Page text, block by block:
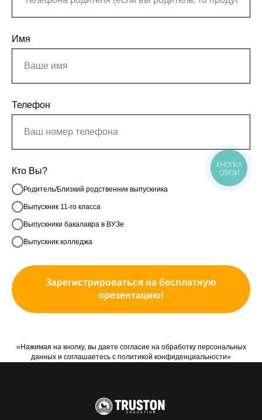
Имя
Телефон
Кто Вы?
Родитель/Близкий родственник выпускника
Выпускник 11-го класса
Выпускники бакалавра в ВУЗе
Выпускник колледжа
Зарегистрироваться на бесплатную
презентацию!
«Нажимая на кнопку, вы даете согласие на обработку персональных
данных и соглашаетесь c политикой конфиденциальности»
КНОПКА
СВЯЗИ